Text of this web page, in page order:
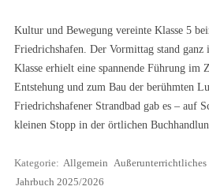
Kultur und Bewegung vereinte Klasse 5
Friedrichshafen. Der Vormittag stand
Klasse erhielt eine spannende Führung im
Entstehung und zum Bau der berühmten
Friedrichshafener Strandbad gab es – auf
kleinen Stopp in der örtlichen
Kategorie: Allgemein Außerunterrichtliches
Jahrbuch 2025/2026